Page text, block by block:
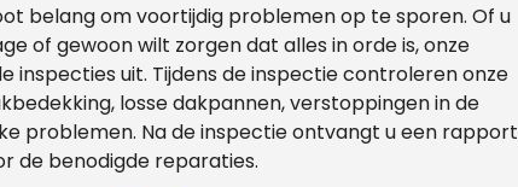
belang om voortijdig problemen op te sporen. Of u
of gewoon wilt zorgen dat alles in orde is, onze
inspecties uit. Tijdens de inspectie controleren onze
losse dakpannen, verstoppingen in de
problemen. Na de inspectie ontvangt u een rapport
de benodigde reparaties.